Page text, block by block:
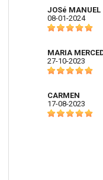
JOSé MANUEL
08-01-2024
MARIA
27-10-2023
CARMEN
17-08-2023